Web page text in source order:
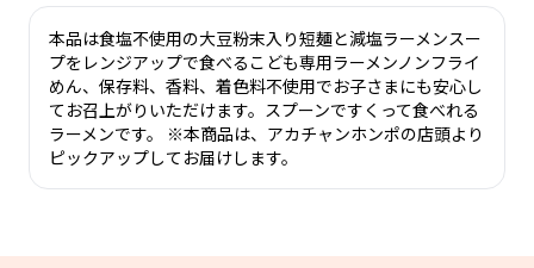
本品は食塩不使用の大豆粉末入り短麺と減塩ラーメンスー
プをレンジアップで食べるこども専用ラーメンノンフライ
めん、保存料、香料、着色料不使用でお子さまにも安心し
てお召上がりいただけます。スプーンですくって食べれる
ラーメンです。 ※本商品は、アカチャンホンポの店頭より
ピックアップしてお届けします。